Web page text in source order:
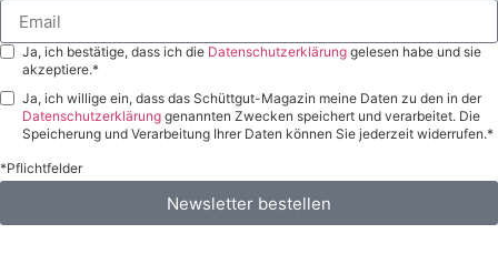
Ja, ich bestätige, dass ich die Datenschutzerklärung gelesen habe und sie
akzeptiere.*
Ja, ich willige ein, dass das Schüttgut-Magazin meine Daten zu den in der
Datenschutzerklärung genannten Zwecken speichert und verarbeitet. Die
Speicherung und Verarbeitung Ihrer Daten können Sie jederzeit widerrufen.*
*Pflichtfelder
Newsletter bestellen